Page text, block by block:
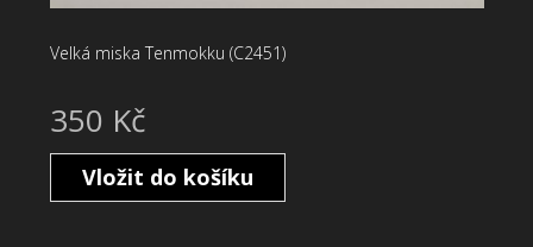
Velká miska Tenmokku (C2451)
350 Kč
Vložit do košíku